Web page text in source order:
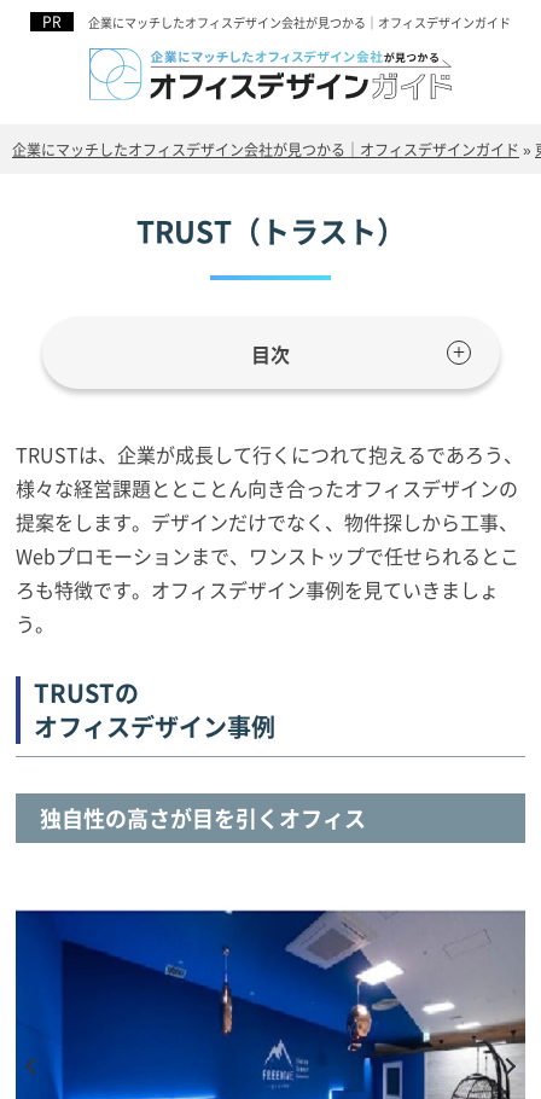
企業にマッチしたオフィスデザイン会社が見つかる｜オフィスデザインガイド
企業にマッチしたオフィスデザイン会社が見つかる｜オフィスデザインガイド »
TRUST（トラスト）
目次
TRUSTは、企業が成長して行くにつれて抱えるであろう、
様々な経営課題ととことん向き合ったオフィスデザインの
提案をします。デザインだけでなく、物件探しから工事、
Webプロモーションまで、ワンストップで任せられるとこ
ろも特徴です。オフィスデザイン事例を見ていきましょ
う。
TRUSTの
オフィスデザイン事例
独自性の高さが目を引くオフィス